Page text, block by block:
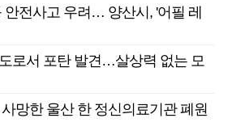
전사고 우려… 양산시, '어필 레
로서 포탄 발견…살상력 없는 모
망한 울산 한 정신의료기관 폐원